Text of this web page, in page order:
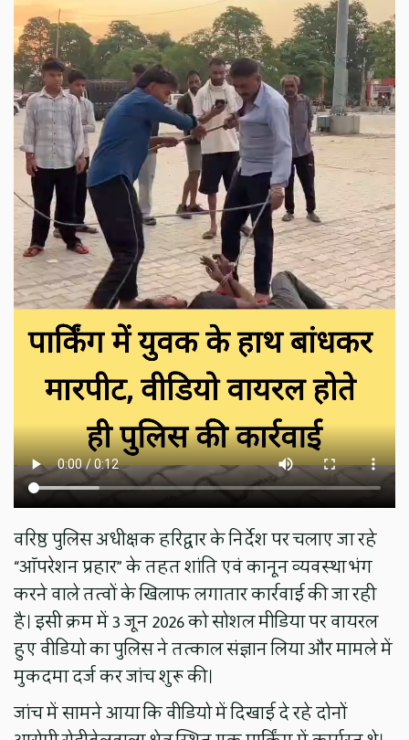
वरिष्ठ पुलिस अधीक्षक हरिद्वार के निर्देश पर चलाए जा रहे
“ऑपरेशन प्रहार” के तहत शांति एवं कानून व्यवस्था भंग
करने वाले तत्वों के खिलाफ लगातार कार्रवाई की जा रही
है। इसी क्रम में 3 जून 2026 को सोशल मीडिया पर वायरल
हुए वीडियो का पुलिस ने तत्काल संज्ञान लिया और मामले में
मुकदमा दर्ज कर जांच शुरू की।
जांच में सामने आया कि वीडियो में दिखाई दे रहे दोनों